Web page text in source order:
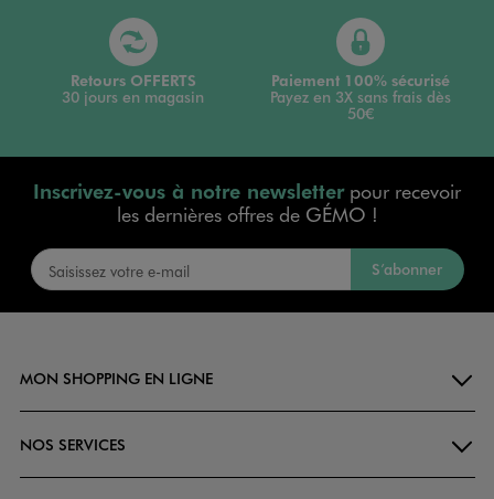
Retours OFFERTS
30 jours en magasin
Paiement 100% sécurisé
Payez en 3X sans frais dès
50€
Inscrivez-vous à notre newsletterpour recevoir
les dernières offres de GÉMO !
S’abonner
MON SHOPPING EN LIGNE
NOS SERVICES